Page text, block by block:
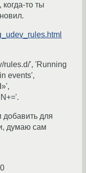
то ты
rules.d/', 'Running
events',
добавить для
думаю сам